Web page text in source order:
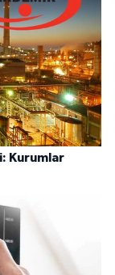
Kurumlar